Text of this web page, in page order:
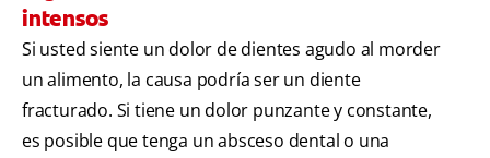
intensos
Si usted siente un dolor de dientes agudo al morder
un alimento, la causa podría ser un diente
fracturado. Si tiene un dolor punzante y constante,
es posible que tenga un absceso dental o una